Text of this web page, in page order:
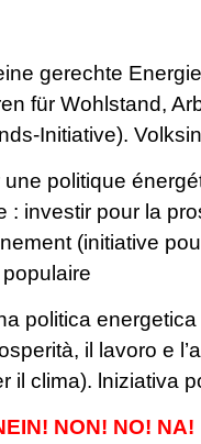
gerechte
für Wohlstand,
Initiative).
une politique
: investir pour la
(initiative
politica
il lavoro e
il clima). lniziativa
NON! NO! NA!